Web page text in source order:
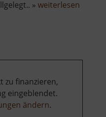
» weiterlesen
zu finanzieren,
eingeblendet.
ändern.